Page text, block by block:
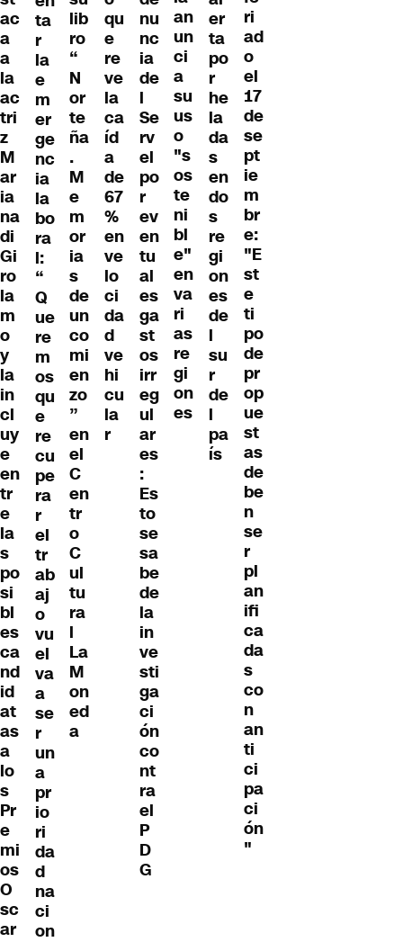
ac
a
a
la
ac
tri
z
M
ar
ia
na
di
Gi
ro
la
m
o
y
la
in
cl
uy
e
en
tr
e
la
s
po
si
bl
es
ca
nd
id
at
as
a
lo
s
Pr
e
mi
os
O
sc
ar
ta
r
la
e
m
er
ge
nc
ia
la
bo
ra
l:
“
Q
ue
re
m
os
qu
e
re
cu
pe
ra
r
el
tr
ab
aj
o
vu
el
va
a
se
r
un
a
pr
io
ri
da
d
na
ci
on
lib
ro
“
N
or
te
ña
.
M
e
m
or
ia
s
de
un
co
mi
en
zo
”
en
el
C
en
tr
o
C
ul
tu
ra
l
La
M
on
ed
a
qu
e
re
ve
la
ca
íd
a
de
67
%
en
ve
lo
ci
da
d
ve
hi
cu
la
r
nu
nc
ia
de
l
Se
rv
el
po
r
ev
en
tu
al
es
ga
st
os
irr
eg
ul
ar
es
:
Es
to
se
sa
be
de
la
in
ve
sti
ga
ci
ón
co
nt
ra
el
P
D
G
an
un
ci
a
su
us
o
"s
os
te
ni
bl
e"
en
va
ri
as
re
gi
on
es
er
ta
po
r
he
la
da
s
en
do
s
re
gi
on
es
de
l
su
r
de
l
pa
ís
ri
ad
o
el
17
de
se
pt
ie
m
br
e:
"E
st
e
ti
po
de
pr
op
ue
st
as
de
be
n
se
r
pl
an
ifi
ca
da
s
co
n
an
ti
ci
pa
ci
ón
"